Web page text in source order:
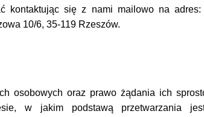
kontaktując się z nami mailowo na adres:
10/6, 35-119 Rzeszów.
osobowych oraz prawo żądania ich
w jakim podstawą przetwarzania